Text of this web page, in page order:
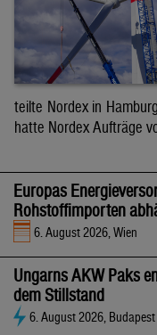
teilte Nordex in
hatte Nordex Aufträge
Europas
Rohstoffimporten
6. August 2026, Wien
Ungarns AKW Paks
dem Stillstand
6. August 2026, Budapest